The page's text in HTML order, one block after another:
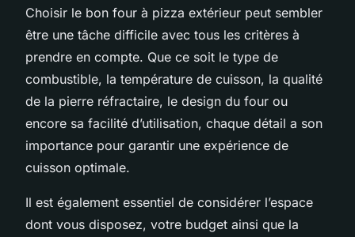
Choisir le bon four à pizza extérieur peut sembler
être une tâche difficile avec tous les critères à
prendre en compte. Que ce soit le type de
combustible, la température de cuisson, la qualité
de la pierre réfractaire, le design du four ou
encore sa facilité d’utilisation, chaque détail a son
importance pour garantir une expérience de
cuisson optimale.
Il est également essentiel de considérer l’espace
dont vous disposez, votre budget ainsi que la